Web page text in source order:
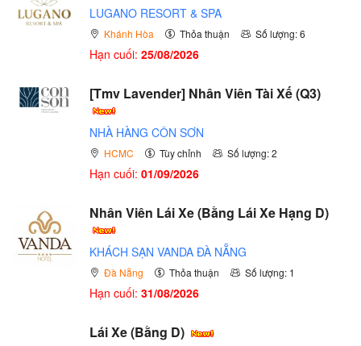
LUGANO RESORT & SPA
Khánh Hòa Thỏa thuận Số lượng: 6
Hạn cuối: 25/08/2026
[Tmv Lavender] Nhân Viên Tài Xế (Q3)
NHÀ HÀNG CÔN SƠN
HCMC Tùy chỉnh Số lượng: 2
Hạn cuối: 01/09/2026
Nhân Viên Lái Xe (Bằng Lái Xe Hạng D)
KHÁCH SẠN VANDA ĐÀ NẴNG
Đà Nẵng Thỏa thuận Số lượng: 1
Hạn cuối: 31/08/2026
Lái Xe (Bằng D)